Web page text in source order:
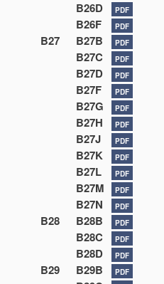
B26D PDF
B26F PDF
B27 B27B PDF
B27C PDF
B27D PDF
B27F PDF
B27G PDF
B27H PDF
B27J PDF
B27K PDF
B27L PDF
B27M PDF
B27N PDF
B28 B28B PDF
B28C PDF
B28D PDF
B29 B29B PDF